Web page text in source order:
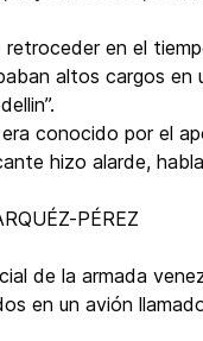
retroceder en el
altos cargos en
conocido por el
hizo alarde,
PÉREZ
de la armada
en un avión